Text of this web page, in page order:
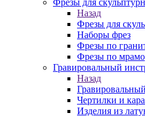
Фрезы для
Назад
Фрезы для
Наборы фрез
Фрезы по
Фрезы по
Гравировальный
Назад
Чертилки и
Изделия из